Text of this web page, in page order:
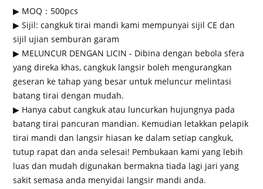
▶ MOQ：500pcs
▶ Sijil: cangkuk tirai mandi kami mempunyai sijil CE dan
sijil ujian semburan garam
▶ MELUNCUR DENGAN LICIN - Dibina dengan bebola sfera
yang direka khas, cangkuk langsir boleh mengurangkan
geseran ke tahap yang besar untuk meluncur melintasi
batang tirai dengan mudah.
▶ Hanya cabut cangkuk atau luncurkan hujungnya pada
batang tirai pancuran mandian. Kemudian letakkan pelapik
tirai mandi dan langsir hiasan ke dalam setiap cangkuk,
tutup rapat dan anda selesai! Pembukaan kami yang lebih
luas dan mudah digunakan bermakna tiada lagi jari yang
sakit semasa anda menyidai langsir mandi anda.